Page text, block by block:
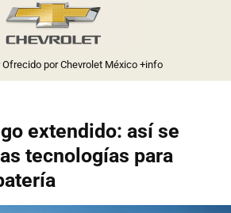
por Chevrolet México +info
extendido: así se
tecnologías para